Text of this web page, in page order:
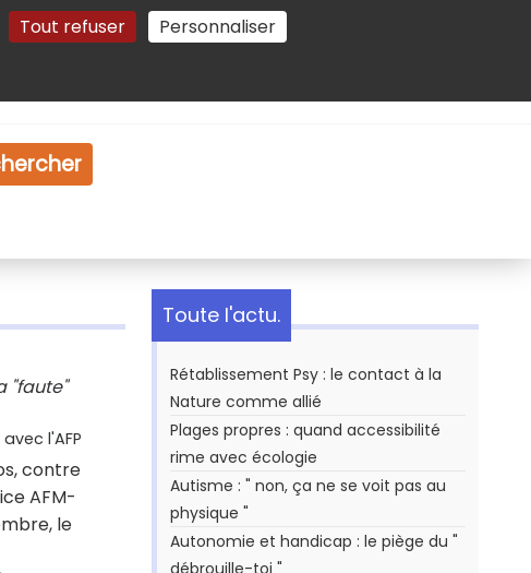
Tout refuser Personnaliser
site Gestion des cookies
"faute"
l'AFP
contre
AFM-
le
Toute l'actu.
Rétablissement Psy : le contact à la
Nature comme allié
Plages propres : quand accessibilité
rime avec écologie
Autisme : " non, ça ne se voit pas au
physique "
Autonomie et handicap : le piège du "
débrouille-toi "